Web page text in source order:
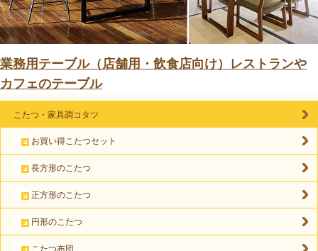
業務用テーブル（店舗用・飲食店向け）レストランや
カフェのテーブル
こたつ・家具調コタツ
お買い得こたつセット
長方形のこたつ
正方形のこたつ
円形のこたつ
こたつ布団